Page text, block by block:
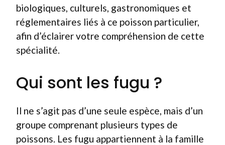
biologiques, culturels, gastronomiques et
réglementaires liés à ce poisson particulier,
afin d’éclairer votre compréhension de cette
spécialité.
Qui sont les fugu ?
Il ne s’agit pas d’une seule espèce, mais d’un
groupe comprenant plusieurs types de
poissons. Les fugu appartiennent à la famille